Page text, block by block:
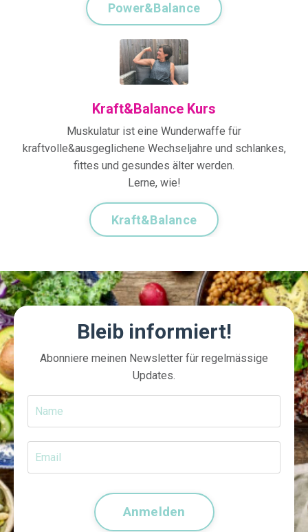
Power&Balance
Kraft&Balance Kurs
Muskulatur ist eine Wunderwaffe für
kraftvolle&ausgeglichene Wechseljahre und schlankes,
fittes und gesundes älter werden.
Lerne, wie!
Kraft&Balance
Bleib informiert!
Abonniere meinen Newsletter für regelmässige
Updates.
Anmelden